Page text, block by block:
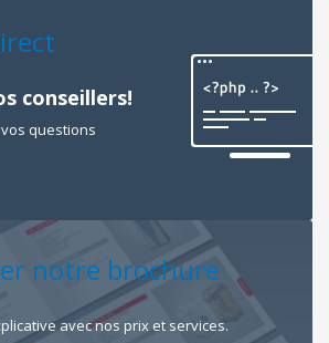
conseillers!
questions
notre brochure
avec nos prix et services.